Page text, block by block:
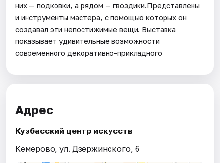
них — подковки, а рядом — гвоздики.Представлены
и инструменты мастера, с помощью которых он
создавал эти непостижимые вещи. Выставка
показывает удивительные возможности
современного декоративно-прикладного
Адрес
Кузбасский центр искусств
Кемерово, ул. Дзержинского, 6